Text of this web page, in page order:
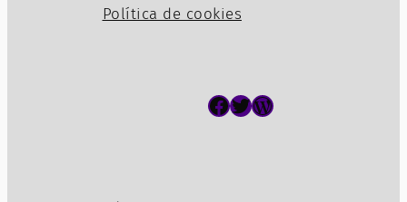
Política de cookies
Facebook Twitter WordPress